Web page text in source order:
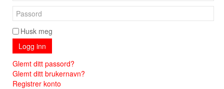
Husk meg
Logg inn
Glemt ditt passord?
Glemt ditt brukernavn?
Registrer konto